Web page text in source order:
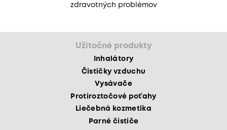
zdravotných problémov
Užitočné produkty
Inhalátory
Čističky vzduchu
Vysávače
Protiroztočové poťahy
Liečebná kozmetika
Parné čističe